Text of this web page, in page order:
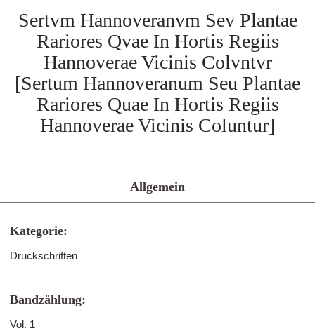
Sertvm Hannoveranvm Sev Plantae
Rariores Qvae In Hortis Regiis
Hannoverae Vicinis Colvntvr
[Sertum Hannoveranum Seu Plantae
Rariores Quae In Hortis Regiis
Hannoverae Vicinis Coluntur]
Allgemein
Kategorie:
Druckschriften
Bandzählung:
Vol. 1